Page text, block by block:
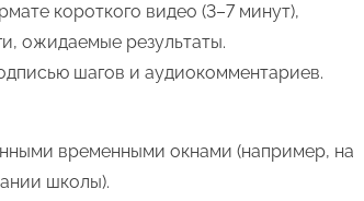
короткого видео (3–7 минут),
ожидаемые результаты.
шагов и аудиокомментариев.
временными окнами (например, на
школы).